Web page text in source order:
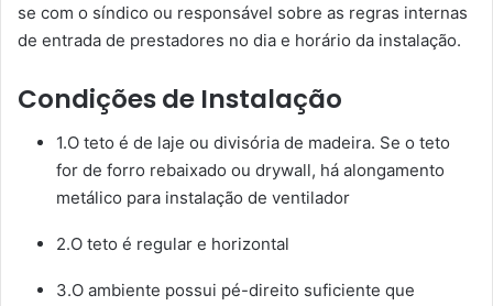
se com o síndico ou responsável sobre as regras internas
de entrada de prestadores no dia e horário da instalação.
Condições de Instalação
1.O teto é de laje ou divisória de madeira. Se o teto
for de forro rebaixado ou drywall, há alongamento
metálico para instalação de ventilador
2.O teto é regular e horizontal
3.O ambiente possui pé-direito suficiente que